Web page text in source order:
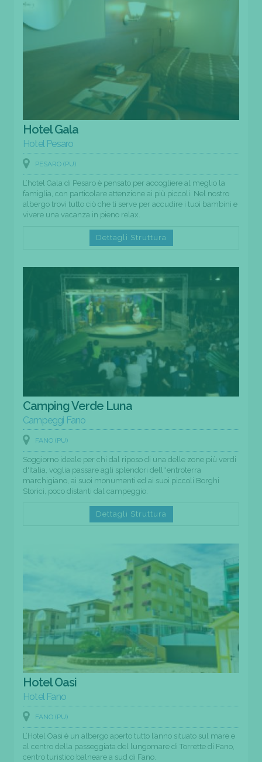
Hotel Gala
Hotel Pesaro
PESARO (PU)
L’hotel Gala di Pesaro è pensato per accogliere al meglio la
famiglia, con particolare attenzione ai più piccoli. Nel nostro
albergo trovi tutto ciò che ti serve per accudire i tuoi bambini e
vivere una vacanza in pieno relax.
Dettagli Struttura
Camping Verde Luna
Campeggi Fano
FANO (PU)
Soggiorno ideale per chi dal riposo di una delle zone più verdi
d'Italia, voglia passare agli splendori dell''entroterra
marchigiano, ai suoi monumenti ed ai suoi piccoli Borghi
Storici, poco distanti dal campeggio.
Dettagli Struttura
Hotel Oasi
Hotel Fano
FANO (PU)
L’Hotel Oasi è un albergo aperto tutto l’anno situato sul mare e
al centro della passeggiata del lungomare di Torrette di Fano,
centro turistico balneare a sud di Fano.